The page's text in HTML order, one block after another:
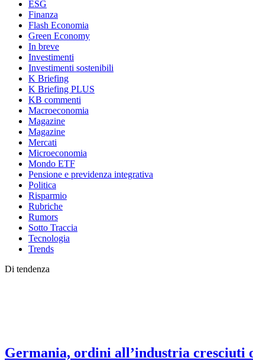
ESG
Finanza
Flash Economia
Green Economy
In breve
Investimenti
Investimenti sostenibili
K Briefing
K Briefing PLUS
KB commenti
Macroeconomia
Magazine
Magazine
Mercati
Microeconomia
Mondo ETF
Pensione e previdenza integrativa
Politica
Risparmio
Rubriche
Rumors
Sotto Traccia
Tecnologia
Trends
Di tendenza
Germania, ordini all’industria cresciuti